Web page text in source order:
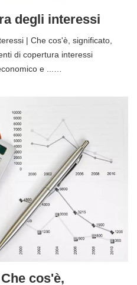
degli interessi
| Che cos'è, significato,
di copertura interessi
e ...…
cos'è,